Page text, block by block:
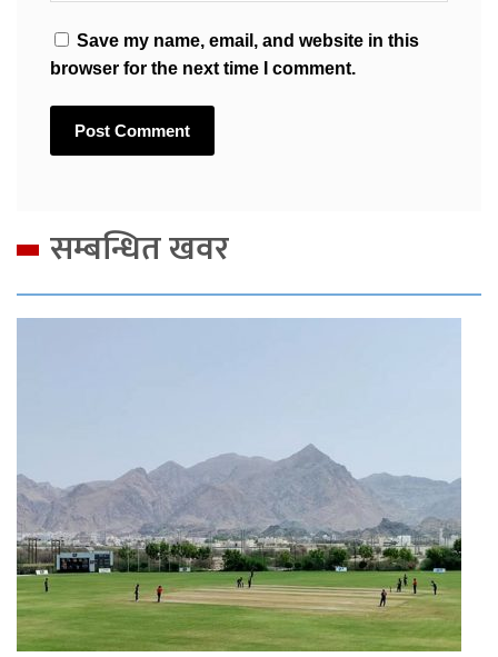
Save my name, email, and website in this
browser for the next time I comment.
सम्बन्धित खवर